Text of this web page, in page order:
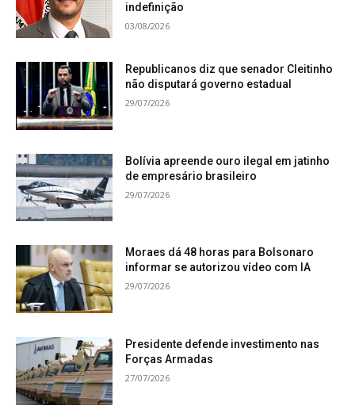
indefinição
03/08/2026
Republicanos diz que senador Cleitinho
não disputará governo estadual
29/07/2026
Bolívia apreende ouro ilegal em jatinho
de empresário brasileiro
29/07/2026
Moraes dá 48 horas para Bolsonaro
informar se autorizou vídeo com IA
29/07/2026
Presidente defende investimento nas
Forças Armadas
27/07/2026